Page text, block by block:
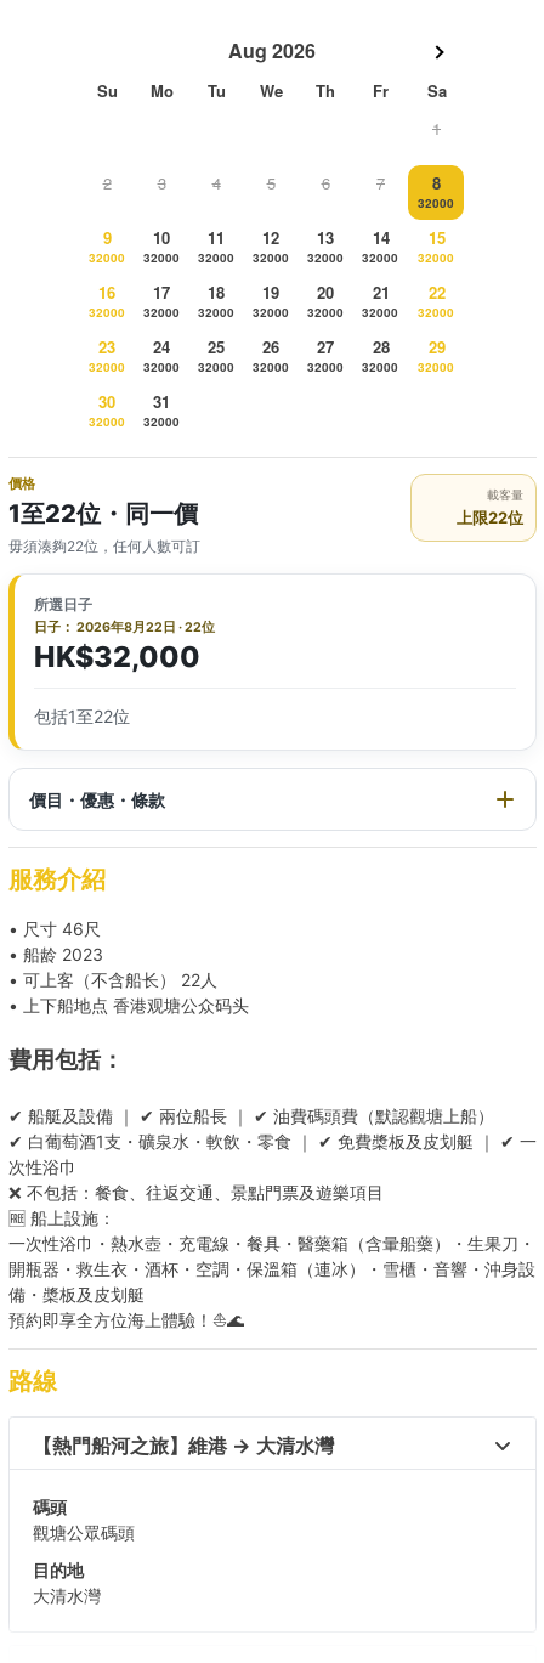
Aug 2026
Su Mo Tu We Th Fr
Sa
1
2 3 4 5 6 7 8
32000
9
32000
10
32000
11
32000
12
32000
13
32000
14
32000
15
32000
16
32000
17
32000
18
32000
19
32000
20
32000
21
32000
22
32000
23
32000
24
32000
25
32000
26
32000
27
32000
28
32000
29
32000
30
32000
31
32000
價格
1至22位・同一價
毋須湊夠22位，任何人數可訂
載客量
上限22位
所選日子
日子： 2026年8月22日 · 22位
HK$32,000
包括1至22位
價目・優惠・條款
服務介紹
• 尺寸 46尺
• 船龄 2023
• 可上客（不含船长） 22人
• 上下船地点 香港观塘公众码头
費用包括：
✔ 船艇及設備 ｜ ✔ 兩位船長 ｜ ✔ 油費碼頭費（默認觀塘上船）
✔ 白葡萄酒1支・礦泉水・軟飲・零食 ｜ ✔ 免費槳板及皮划艇 ｜ ✔ 一
次性浴巾
❌ 不包括：餐食、往返交通、景點門票及遊樂項目
🆓 船上設施：
一次性浴巾・熱水壺・充電線・餐具・醫藥箱（含暈船藥）・生果刀・
開瓶器・救生衣・酒杯・空調・保溫箱（連冰）・雪櫃・音響・沖身設
備・槳板及皮划艇
預約即享全方位海上體驗！⛵🌊
路線
【熱門船河之旅】維港 → 大清水灣
碼頭
觀塘公眾碼頭
目的地
大清水灣